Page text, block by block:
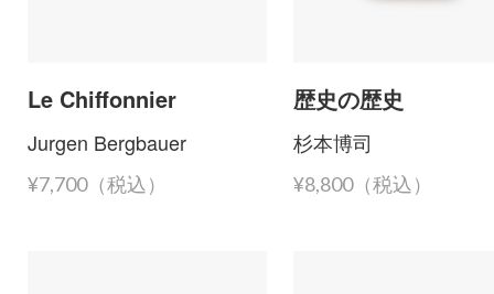
Le Chiffonnier
Jurgen Bergbauer
¥7,700（税込）
歴史の歴史
杉本博司
¥8,800（税込）